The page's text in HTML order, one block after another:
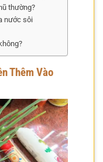
thường?
nước sôi
Thêm Vào